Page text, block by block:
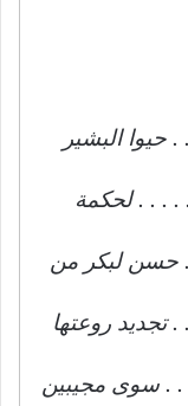
حيوا البشير
. . . . لحكمة
. حسن لبكر من
تجديد روعتها
. . سوى مجيبين